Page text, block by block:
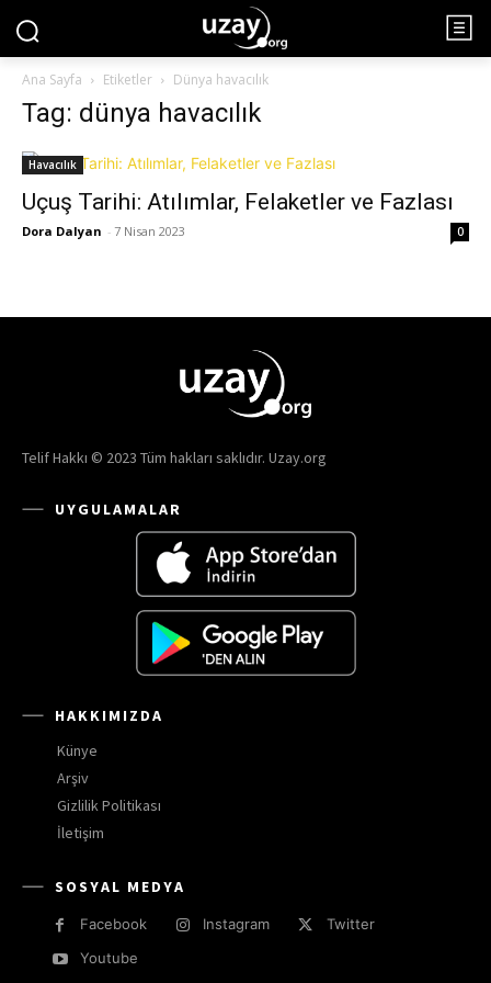
Ana Sayfa Etiketler Dünya havacılık
Tag: dünya havacılık
Havacılık
Uçuş Tarihi: Atılımlar, Felaketler ve Fazlası
Dora Dalyan - 7 Nisan 2023 0
Telif Hakkı © 2023 Tüm hakları saklıdır. Uzay.org
UYGULAMALAR
HAKKIMIZDA
Künye
Arşiv
Gizlilik Politikası
İletişim
SOSYAL MEDYA
Facebook Instagram
Twitter
Youtube